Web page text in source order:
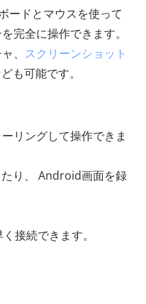
ドとマウスを使って
完全に操作できます。
、 スクリーンショット
も可能です。
リングして操作できま
り、 Android画面を録
接続できます。